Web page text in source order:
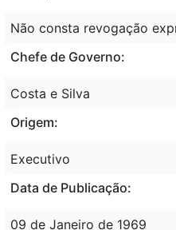
Não consta revogação
Chefe de Governo:
Costa e Silva
Origem:
Executivo
Data de Publicação:
09 de Janeiro de 1969